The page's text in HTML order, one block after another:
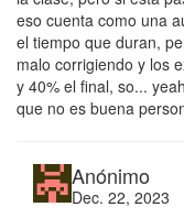
eso cuenta como una
el tiempo que duran,
malo corrigiendo y los
y 40% el final, so...
que no es buena
Anónimo
Dec. 22, 2023